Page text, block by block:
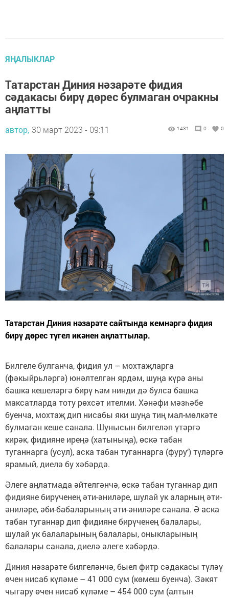
ЯҢАЛЫКЛАР
Татарстан Диния нәзарәте фидия
сәдакасы бирү дөрес булмаган очракны
аңлатты
автор, 30 март 2023 - 09:11 1431 0 0
Татарстан Диния нәзарәте сайтында кемнәргә фидия
бирү дөрес түгел икәнен аңлаттылар.
Билгеле булганча, фидия ул – мохтаҗларга
(фәкыйрьләргә) юнәлтелгән ярдәм, шуңа күрә аны
башка кешеләргә бирү һәм нинди дә булса башка
максатларда тоту рөхсәт ителми. Хәнәфи мәзһәбе
буенча, мохтаҗ дип нисабы яки шуңа тиң мал-мөлкәте
булмаган кеше санала. Шунысын билгеләп үтәргә
кирәк, фидияне иреңә (хатыныңа), өскә табан
туганнарга (усул), аска табан туганнарга (фуру‘) түләргә
ярамый, диелә бу хәбәрдә.
Әлеге аңлатмада әйтелгәнчә, өскә табан туганнар дип
фидияне бирүченең әти-әниләре, шулай ук аларның әти-
әниләре, әби-бабаларының әти-әниләре санала. Ә аска
табан туганнар дип фидияне бирүченең балалары,
шулай ук балаларының балалары, оныкларының
балалары санала, диелә әлеге хәбәрдә.
Диния нәзарәте билгеләнчә, быел фитр сәдакасы түләү
өчен нисаб күләме – 41 000 сум (көмеш буенча). Зәкят
чыгару өчен нисаб күләме – 454 000 сум (алтын